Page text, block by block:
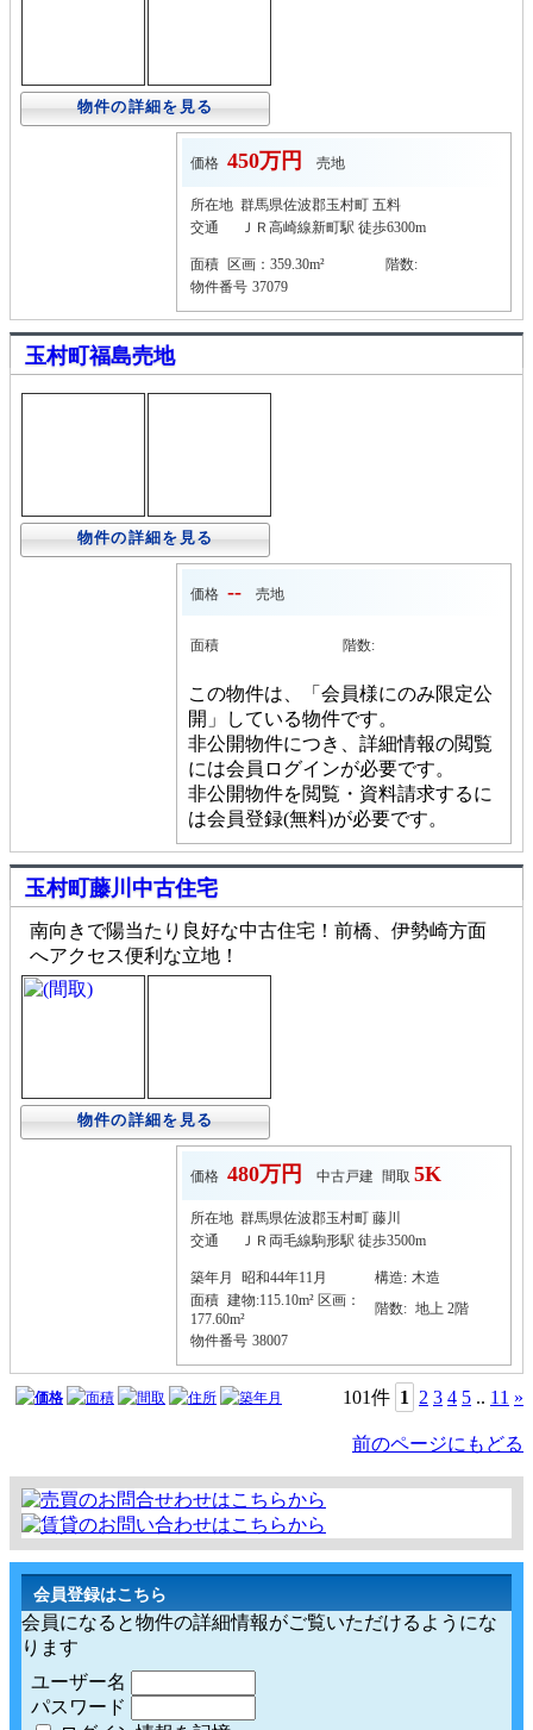
物件の詳細を見る
価格 450万円 売地
所在地 群馬県佐波郡玉村町 五料
交通
ＪＲ高崎線新町駅 徒歩6300m
面積 区画：359.30m²
階数:
物件番号 37079
玉村町福島売地
物件の詳細を見る
価格 -- 売地
面積 階数:
この物件は、「会員様にのみ限定公
開」している物件です。
非公開物件につき、詳細情報の閲覧
には会員ログインが必要です。
非公開物件を閲覧・資料請求するに
は会員登録(無料)が必要です。
玉村町藤川中古住宅
南向きで陽当たり良好な中古住宅！前橋、伊勢崎方面
へアクセス便利な立地！
物件の詳細を見る
価格 480万円 中古戸建 間取 5K
所在地 群馬県佐波郡玉村町 藤川
交通
ＪＲ両毛線駒形駅 徒歩3500m
築年月 昭和44年11月 構造: 木造
面積 建物:115.10m² 区画：
177.60m²
階数: 地上 2階
物件番号 38007
価格 面積 間取 住所 築年月 101件 1 2 3 4 5 .. 11 »
前のページにもどる
会員登録はこちら
会員になると物件の詳細情報がご覧いただけるようにな
ります
ユーザー名
パスワード